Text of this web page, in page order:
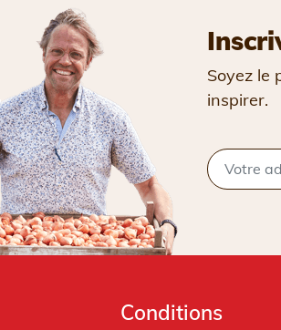
Soyez le
inspirer.
Conditions